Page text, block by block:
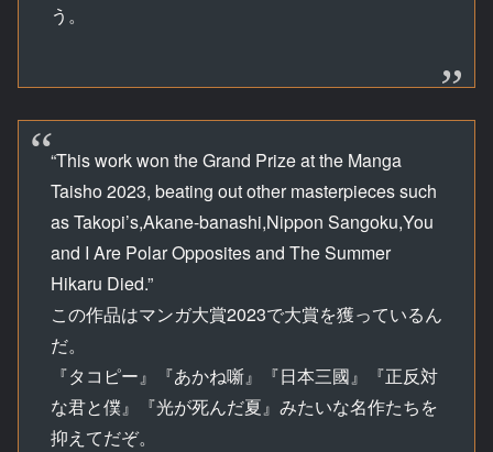
う。
“This work won the Grand Prize at the Manga
Taisho 2023, beating out other masterpieces such
as Takopi’s,Akane-banashi,Nippon Sangoku,You
and I Are Polar Opposites and The Summer
Hikaru Died.”
この作品はマンガ大賞2023で大賞を獲っているん
だ。
『タコピー』『あかね噺』『日本三國』『正反対
な君と僕』『光が死んだ夏』みたいな名作たちを
抑えてだぞ。